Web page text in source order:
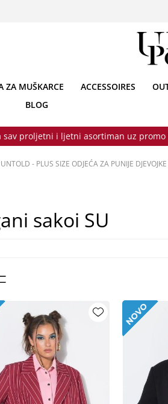
ZA MUŠKARCE ACCESSOIRES
BLOG
proljetni i ljetni asortiman uz
- PLUS SIZE ODJEĆA ZA PUNIJE DJEVOJKE
sakoi SU